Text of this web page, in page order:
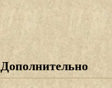
Дополнительно